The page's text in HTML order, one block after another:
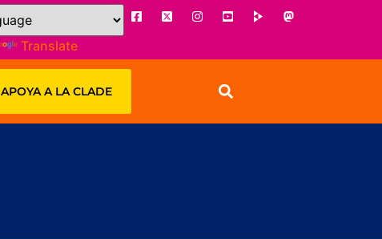
Translate
APOYA A LA CLADE